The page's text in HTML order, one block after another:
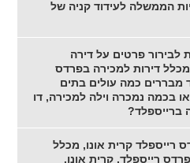
הממשלה לעידוד קניה של
לבירור פרטים על דירה
דירות למכירה בפרדס
מבררים כמה עולים בתים
בכמה נמכרה וילה למכירה, דו
ברייספלד?
רייספלד קרית אונו, מכלל
רייספלד, קרית אונו.